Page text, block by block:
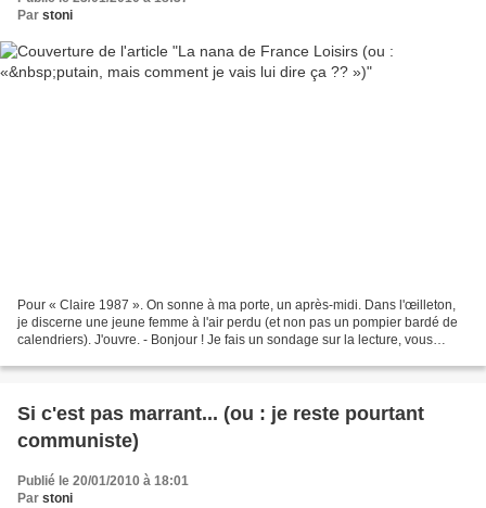
Par stoni
Pour « Claire 1987 ». On sonne à ma porte, un après-midi. Dans l'œilleton,
je discerne une jeune femme à l'air perdu (et non pas un pompier bardé de
calendriers). J'ouvre. - Bonjour ! Je fais un sondage sur la lecture, vous
Si c'est pas marrant... (ou : je reste pourtant
communiste)
Publié le 20/01/2010 à 18:01
Par stoni